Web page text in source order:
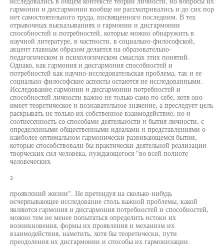
гармонии и дисгармонии вообще не рассматривались и до сих пор
нет самостоятельного труда, посвященного последним. В тех
отрывочных высказываниях о гармонии и дисгармонии
способностей и потребностей, которые можно обнаружить в
научной литературе, в частности, в социально-философской,
акцент главным образом делается на образовательно-
педагогическом и психологическом смыслах этих понятий.
Однако, как гармония и дисгармония способностей и
потребностей как научно-исследовательская проблема, так и ее
социально-философские аспекты остаются не исследованными.
Исследование гармонии и дисгармонии потребностей и
способностей личности важно не только само по себе, хотя оно
имеет теоретическое и познавательное значение, а преследует цель
раскрывать не только их собственное взаимодействие, но и
соотнесенность со способами деятельности и бытия личности, с
определенными общественными идеалами и представлениями о
наиболее оптимальном гармонически развивающемся бытии,
которые способствовали бы практически-деятельной реализации
творческих сил человека, нуждающегося "во всей полноте
человеческих
з
проявлений жизни". Не претендуя на сколько-нибудь
исчерпывающее исследование столь важной проблемы, какой
являются гармония и дисгармония потребностей и способностей,
можно тем не менее попытаться определить истоки их
возникновения, формы их проявления и механизм их
взаимодействия, наметить, хотя бы теоретически, пути
преодоления их дисгармонии и способы их гармонизации.